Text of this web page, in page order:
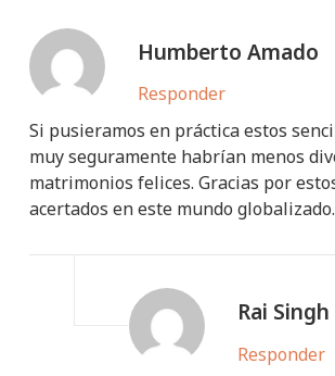
Humberto Amado
Responder
Si pusieramos en práctica estos
muy seguramente habrían menos
matrimonios felices. Gracias por
acertados en este mundo globalizado.
Rai Singh
Responder